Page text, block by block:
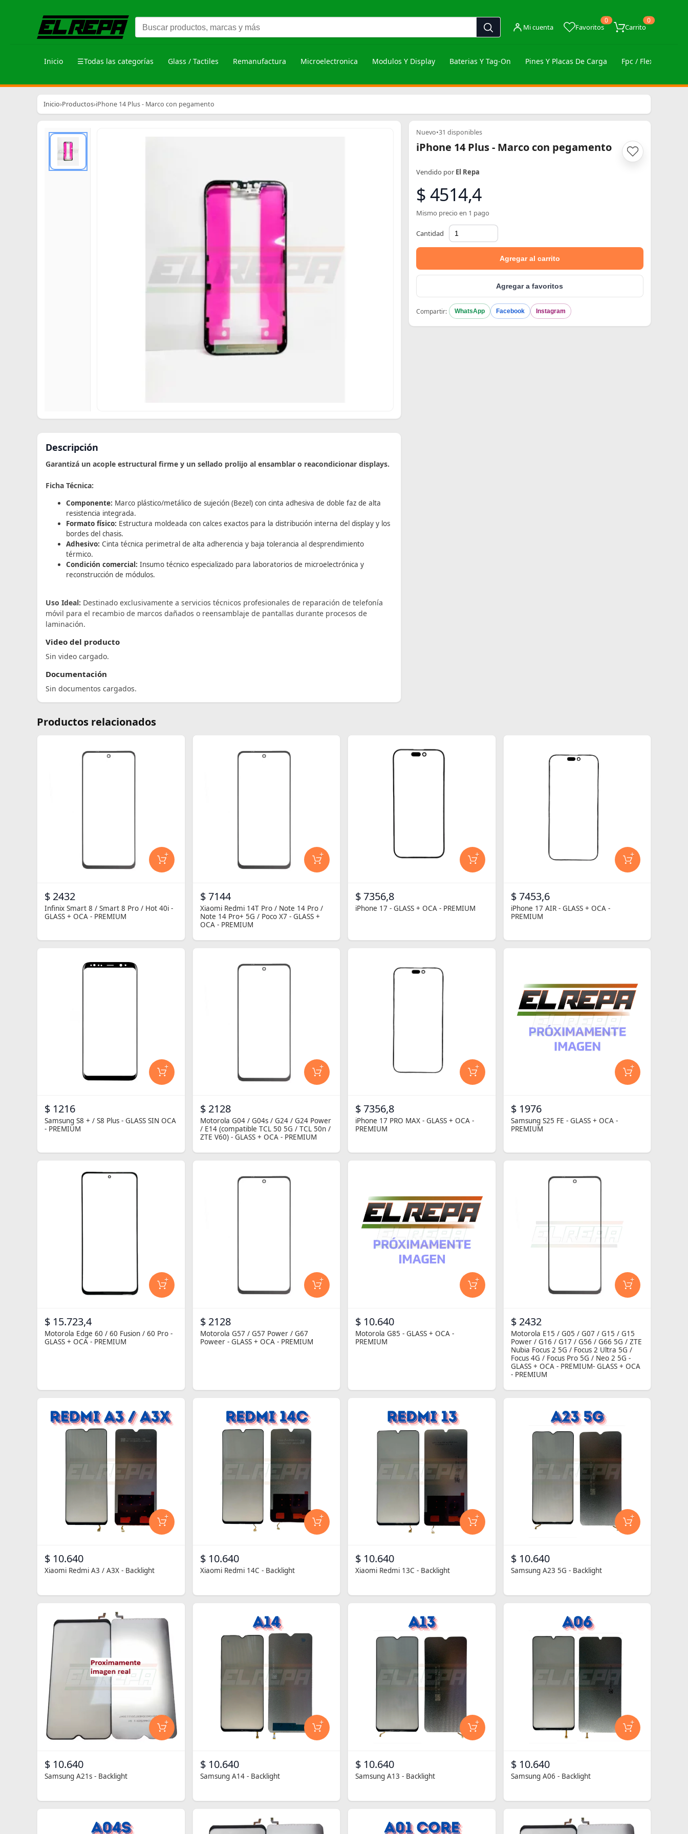
Mi cuenta Favoritos
0
Carrito
0
Inicio ☰Todas las categorías Glass / Tactiles Remanufactura Microelectronica Modulos Y Display Baterias Y Tag-On Pines Y Placas De Carga Fpc / Flex /
Inicio›Productos›iPhone 14 Plus - Marco con pegamento
Descripción
Garantizá un acople estructural firme y un sellado prolijo al ensamblar o reacondicionar displays.
Ficha Técnica:
Componente: Marco plástico/metálico de sujeción (Bezel) con cinta adhesiva de doble faz de alta
resistencia integrada.
Formato físico: Estructura moldeada con calces exactos para la distribución interna del display y los
bordes del chasis.
Adhesivo: Cinta técnica perimetral de alta adherencia y baja tolerancia al desprendimiento
térmico.
Condición comercial: Insumo técnico especializado para laboratorios de microelectrónica y
reconstrucción de módulos.
Uso Ideal: Destinado exclusivamente a servicios técnicos profesionales de reparación de telefonía
móvil para el recambio de marcos dañados o reensamblaje de pantallas durante procesos de
laminación.
Video del producto
Sin video cargado.
Documentación
Sin documentos cargados.
Nuevo•31 disponibles
iPhone 14 Plus - Marco con pegamento
Vendido por El Repa
$ 4514,4
Mismo precio en 1 pago
Cantidad
Agregar al carrito
Agregar a favoritos
Compartir: WhatsApp Facebook Instagram
Productos relacionados
+
$ 2432
Infinix Smart 8 / Smart 8 Pro / Hot 40i -
GLASS + OCA - PREMIUM
+
$ 7144
Xiaomi Redmi 14T Pro / Note 14 Pro /
Note 14 Pro+ 5G / Poco X7 - GLASS +
OCA - PREMIUM
+
$ 7356,8
iPhone 17 - GLASS + OCA - PREMIUM
+
$ 7453,6
iPhone 17 AIR - GLASS + OCA -
PREMIUM
+
$ 1216
Samsung S8 + / S8 Plus - GLASS SIN OCA
- PREMIUM
+
$ 2128
Motorola G04 / G04s / G24 / G24 Power
/ E14 (compatible TCL 50 5G / TCL 50n /
ZTE V60) - GLASS + OCA - PREMIUM
+
$ 7356,8
iPhone 17 PRO MAX - GLASS + OCA -
PREMIUM
+
$ 1976
Samsung S25 FE - GLASS + OCA -
PREMIUM
+
$ 15.723,4
Motorola Edge 60 / 60 Fusion / 60 Pro -
GLASS + OCA - PREMIUM
+
$ 2128
Motorola G57 / G57 Power / G67
Poweer - GLASS + OCA - PREMIUM
+
$ 10.640
Motorola G85 - GLASS + OCA -
PREMIUM
+
$ 2432
Motorola E15 / G05 / G07 / G15 / G15
Power / G16 / G17 / G56 / G66 5G / ZTE
Nubia Focus 2 5G / Focus 2 Ultra 5G /
Focus 4G / Focus Pro 5G / Neo 2 5G -
GLASS + OCA - PREMIUM- GLASS + OCA
- PREMIUM
+
$ 10.640
Xiaomi Redmi A3 / A3X - Backlight
+
$ 10.640
Xiaomi Redmi 14C - Backlight
+
$ 10.640
Xiaomi Redmi 13C - Backlight
+
$ 10.640
Samsung A23 5G - Backlight
+
$ 10.640
Samsung A21s - Backlight
+
$ 10.640
Samsung A14 - Backlight
+
$ 10.640
Samsung A13 - Backlight
+
$ 10.640
Samsung A06 - Backlight